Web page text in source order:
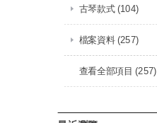
古琴款式 (104)
檔案資料 (257)
查看全部項目 (257)